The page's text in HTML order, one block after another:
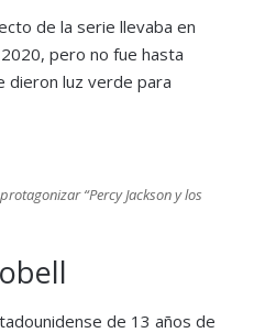
de la serie llevaba en
pero no fue hasta
dieron luz verde para
“Percy Jackson y los
de 13 años de